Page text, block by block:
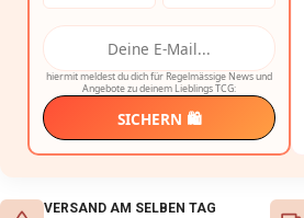
hiermit meldest du dich für Regelmässige News und
Angebote zu deinem Lieblings TCG:
SICHERN 🛍️
VERSAND AM SELBEN TAG